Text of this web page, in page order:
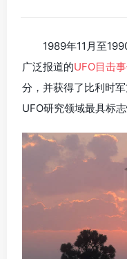
1989年11月至
广泛报道的UFO目击
分，并获得了比利时
UFO研究领域最具标志